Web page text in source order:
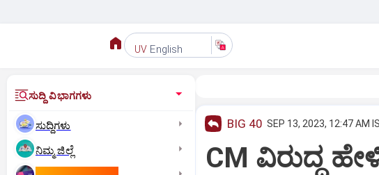
UV English
ಸುದ್ದಿ ವಿಭಾಗಗಳು
ಸುದ್ದಿಗಳು
ನಿಮ್ಮ ಜಿಲ್ಲೆ
BIG 40 SEP 13, 2023, 12:47 AM
CM ವಿರುದ್ಧ